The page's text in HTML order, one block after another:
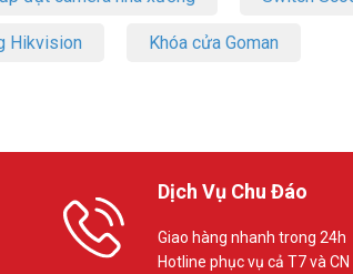
Hikvision Khóa cửa Goman
Dịch Vụ Chu Đáo
Giao hàng nhanh trong 24h
Hotline phục vụ cả T7 và CN